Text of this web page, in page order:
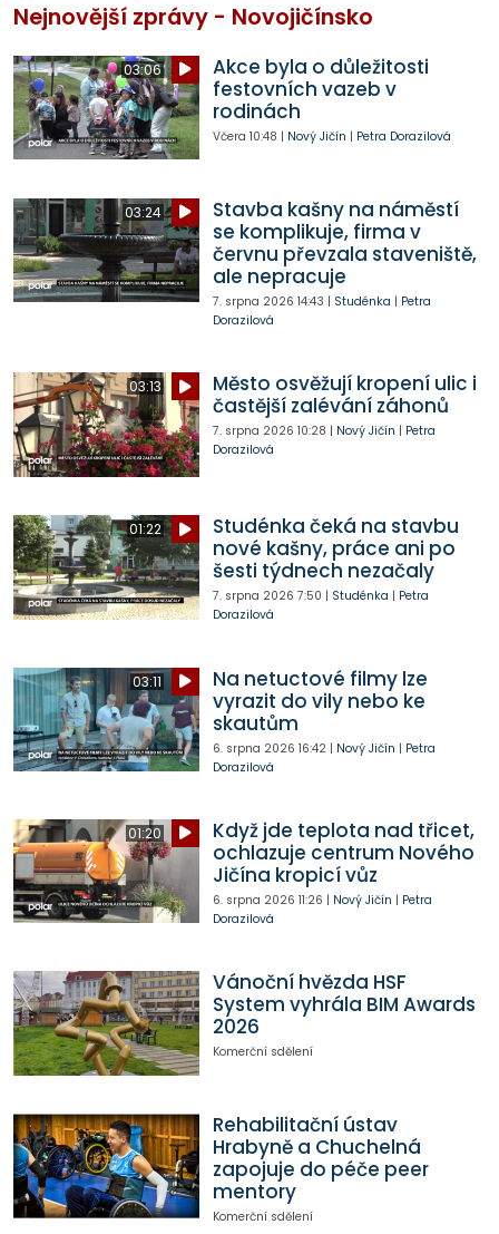
Nejnovější zprávy - Novojičínsko
03:06
Akce byla o důležitosti
festovních vazeb v
rodinách
Včera 10:48 | Nový Jičín | Petra Dorazilová
03:24
Stavba kašny na náměstí
se komplikuje, firma v
červnu převzala staveniště,
ale nepracuje
7. srpna 2026 14:43 | Studénka | Petra
Dorazilová
03:13
Město osvěžují kropení ulic i
častější zalévání záhonů
7. srpna 2026 10:28 | Nový Jičín | Petra
Dorazilová
01:22
Studénka čeká na stavbu
nové kašny, práce ani po
šesti týdnech nezačaly
7. srpna 2026 7:50 | Studénka | Petra
Dorazilová
03:11
Na netuctové filmy lze
vyrazit do vily nebo ke
skautům
6. srpna 2026 16:42| Nový Jičín | Petra
Dorazilová
01:20
Když jde teplota nad třicet,
ochlazuje centrum Nového
Jičína kropicí vůz
6. srpna 2026 11:26 | Nový Jičín | Petra
Dorazilová
Vánoční hvězda HSF
System vyhrála BIM Awards
2026
Komerční sdělení
Rehabilitační ústav
Hrabyně a Chuchelná
zapojuje do péče peer
mentory
Komerční sdělení